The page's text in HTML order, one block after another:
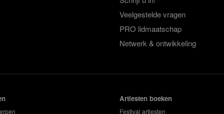
Veelgestelde vragen
PRO lidmaatschap
Netwerk & ontwikkeling
Artiesten boeken
Festival artiesten